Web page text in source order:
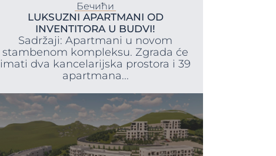
Бечићи
LUKSUZNI APARTMANI OD
INVENTITORA U BUDVI!
Sadržaji: Apartmani u novom
stambenom kompleksu. Zgrada će
imati dva kancelarijska prostora i 39
apartmana...